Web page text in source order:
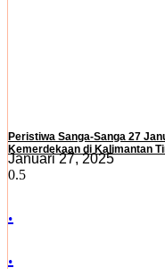
Peristiwa Sanga-Sanga 27
Kemerdekaan di Kalimantan
Januari 27, 2025
.
.